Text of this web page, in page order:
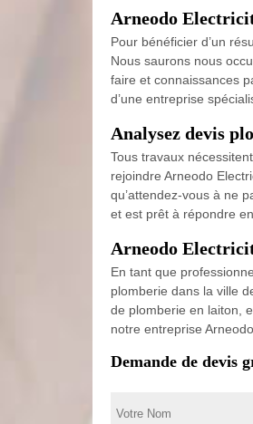
Arneodo
Pour bénéficier d’un
Nous saurons nous
faire et connaissances
d’une entreprise
Analysez devis
Tous travaux
rejoindre Arneodo
qu’attendez-vous à ne
et est prêt à répondre
Arneodo
En tant que
plomberie dans la ville
de plomberie en laiton,
notre entreprise
Demande de devis